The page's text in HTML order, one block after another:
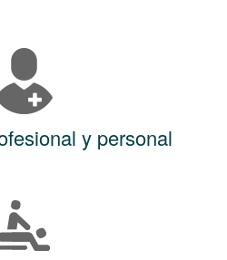
y personal